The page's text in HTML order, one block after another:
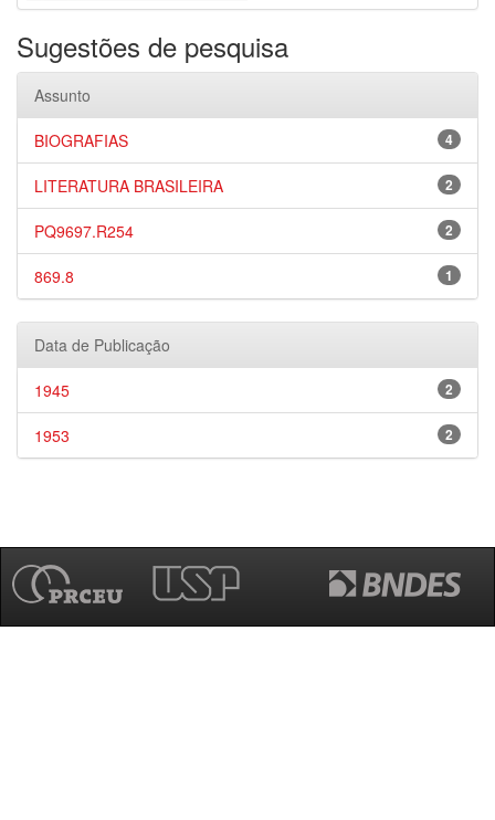
Sugestões de pesquisa
Assunto
4
BIOGRAFIAS
2
LITERATURA BRASILEIRA
2
PQ9697.R254
1
869.8
Data de Publicação
2
1945
2
1953